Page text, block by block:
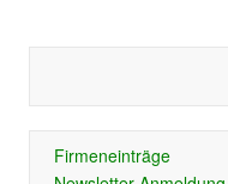
Firmeneinträge